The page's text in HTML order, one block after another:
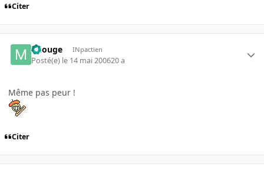
Citer
miouge INpactien
Posté(e) le 14 mai 200620 a
Même pas peur !
Citer